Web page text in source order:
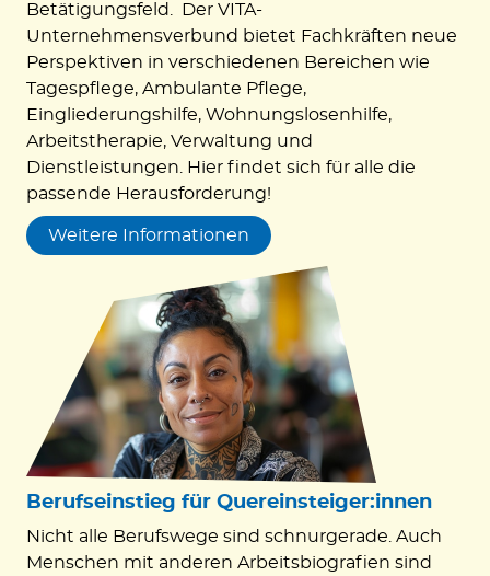
Betätigungsfeld. Der VITA-
Unternehmensverbund bietet Fachkräften neue
Perspektiven in verschiedenen Bereichen wie
Tagespflege, Ambulante Pflege,
Eingliederungshilfe, Wohnungslosenhilfe,
Arbeitstherapie, Verwaltung und
Dienstleistungen. Hier findet sich für alle die
passende Herausforderung!
Weitere Informationen
Berufseinstieg für Quereinsteiger:innen
Nicht alle Berufswege sind schnurgerade. Auch
Menschen mit anderen Arbeitsbiografien sind